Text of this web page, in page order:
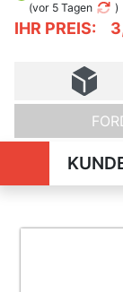
IHR PREIS:
(vor 5 Tagen )